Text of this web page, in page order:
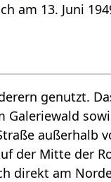
am 13. Juni
genutzt.
außerhalb
der Mitte der
direkt am